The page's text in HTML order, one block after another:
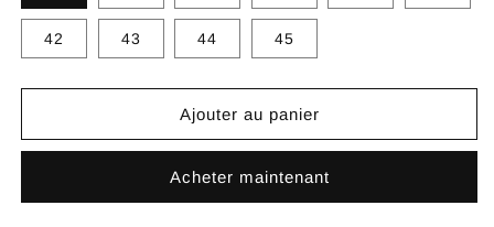
42 43 44 45
Ajouter au panier
Acheter maintenant